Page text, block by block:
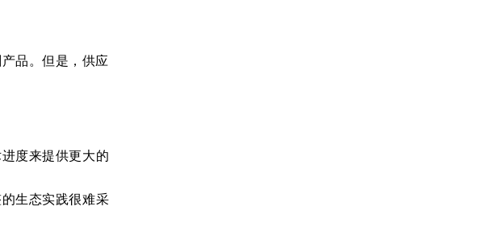
品。但是，供应
度来提供更大的
生态实践很难采